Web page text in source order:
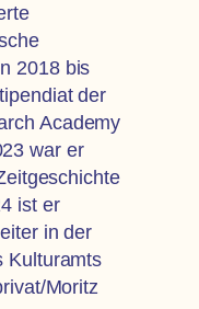
2018 bis
der
Academy
war er
ist er
in der
Kulturamts
Moritz